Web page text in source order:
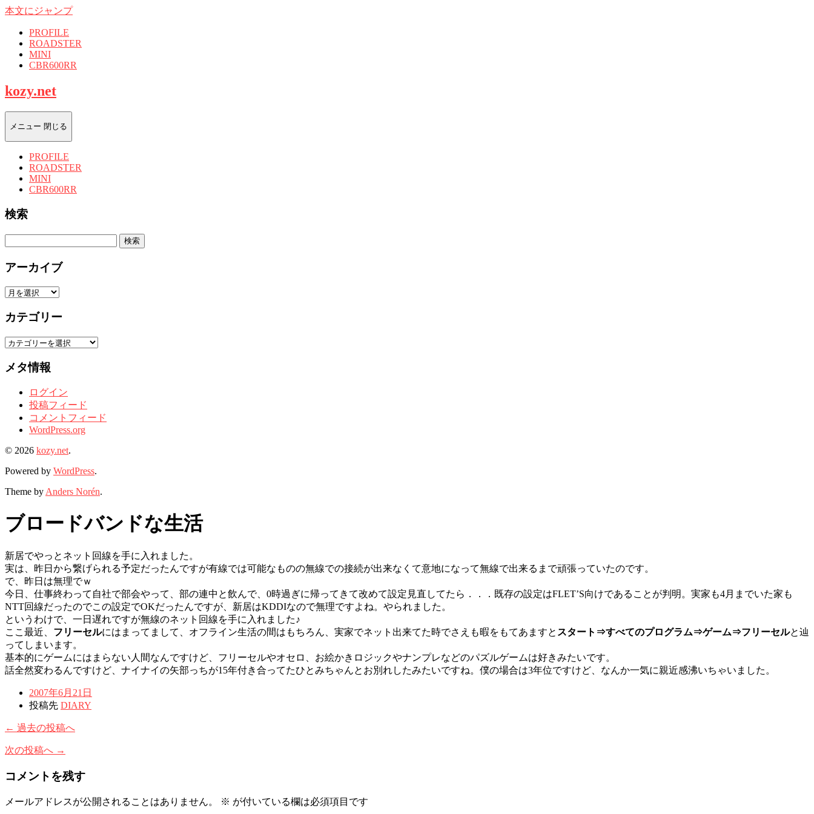
本文にジャンプ
PROFILE
ROADSTER
MINI
CBR600RR
kozy.net
メニュー 閉じる
PROFILE
ROADSTER
MINI
CBR600RR
検索
アーカイブ
ア
カ
ブ
カテゴリー
カ
ゴ
メタ情報
ログイン
投稿フィード
コメントフィード
WordPress.org
© 2026 kozy.net.
Powered by WordPress.
Theme by Anders Norén.
ブロードバンドな生活
新居でやっとネット回線を手に入れました。
実は、昨日から繋げられる予定だったんですが有線では可能なものの無線での接続が出来なくて意地になって無線で出来るまで頑張っていたのです。
で、昨日は無理でｗ
今日、仕事終わって自社で部会やって、部の連中と飲んで、0時過ぎに帰ってきて改めて設定見直してたら．．．既存の設定はFLET’S向けであることが判明。実家も4月までいた家も
NTT回線だったのでこの設定でOKだったんですが、新居はKDDIなので無理ですよね。やられました。
というわけで、一日遅れですが無線のネット回線を手に入れました♪
ここ最近、 フリーセルにはまってまして、オフライン生活の間はもちろん、実家でネット出来てた時でさえも暇をもてあますと スタート⇒すべてのプログラム⇒ゲーム⇒フリーセルと辿
ってしまいます。
基本的にゲームにはまらない人間なんですけど、フリーセルやオセロ、お絵かきロジックやナンプレなどのパズルゲームは好きみたいです。
話全然変わるんですけど、ナイナイの矢部っちが15年付き合ってたひとみちゃんとお別れしたみたいですね。僕の場合は3年位ですけど、なんか一気に親近感沸いちゃいました。
2007年6月21日
投稿先 DIARY
← 過去の投稿へ
次の投稿へ →
コメントを残す
メールアドレスが公開されることはありません。 ※ が付いている欄は必須項目です